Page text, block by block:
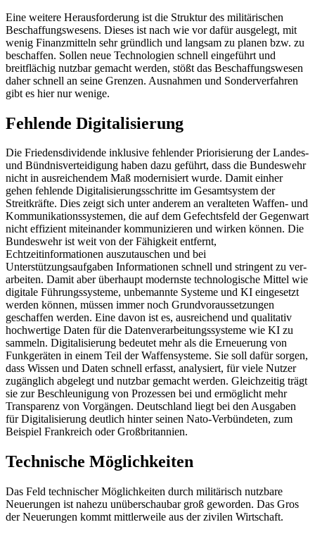
Eine weitere Herausforderung ist die Struktur des militärischen
Beschaffungs­wesens. Dieses ist nach wie vor dafür aus­gelegt, mit
wenig Finanzmitteln sehr gründ­lich und langsam zu planen bzw. zu
be­schaffen. Sollen neue Technologien schnell eingeführt und
breitflächig nutzbar gemacht werden, stößt das Beschaffungswesen
daher schnell an seine Grenzen. Ausnahmen und Sonderverfahren
gibt es hier nur wenige.
Fehlende Digitalisierung
Die Friedensdividende inklusive fehlender Priorisierung der Landes-
und Bündnis­verteidigung haben dazu geführt, dass die Bundeswehr
nicht in ausreichendem Maß modernisiert wurde. Damit einher
gehen fehlende Digitalisierungsschritte im Gesamt­system der
Streitkräfte. Dies zeigt sich unter anderem an veralteten Waffen- und
Kommu­nikationssystemen, die auf dem Gefechts­feld der Gegenwart
nicht effizient mitein­ander kommunizieren und wirken können. Die
Bundeswehr ist weit von der Fähigkeit entfernt,
Echtzeitinformationen auszutauschen und bei
Unterstützungsaufgaben In­formationen schnell und stringent zu ver­
arbeiten. Damit aber überhaupt modernste technologische Mittel wie
digitale Führungs­systeme, unbemannte Systeme und KI ein­gesetzt
werden können, müssen immer noch Grundvoraussetzungen
geschaffen werden. Eine davon ist es, ausreichend und qualitativ
hochwertige Daten für die Daten­verarbeitungssysteme wie KI zu
sammeln. Digitalisierung bedeutet mehr als die Er­neuerung von
Funkgeräten in einem Teil der Waffensysteme. Sie soll dafür sorgen,
dass Wissen und Daten schnell erfasst, ana­lysiert, für viele Nutzer
zugänglich abgelegt und nutzbar gemacht werden. Gleichzeitig trägt
sie zur Beschleunigung von Prozessen bei und ermöglicht mehr
Transparenz von Vorgängen. Deutschland liegt bei den Aus­gaben
für Digitalisierung deutlich hinter seinen Nato-Verbündeten, zum
Beispiel Frankreich oder Großbritannien.
Technische Möglichkeiten
Das Feld technischer Möglichkeiten durch militärisch nutzbare
Neuerungen ist nahe­zu unüberschaubar groß geworden. Das Gros
der Neuerungen kommt mittlerweile aus der zivilen Wirtschaft.